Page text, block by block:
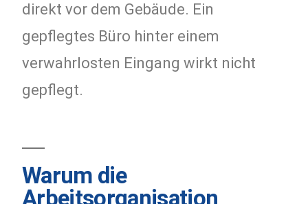
direkt vor dem Gebäude. Ein
gepflegtes Büro hinter einem
verwahrlosten Eingang wirkt nicht
gepflegt.
Warum die
Arbeitsorganisation